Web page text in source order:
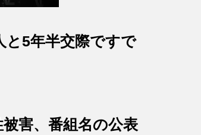
と5年半交際ですで
害、番組名の公表